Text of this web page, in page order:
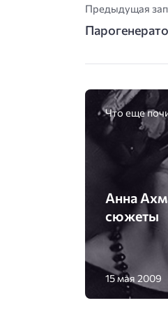
Предыдущая
Что еще
Анна
сюжеты
15 мая 2009